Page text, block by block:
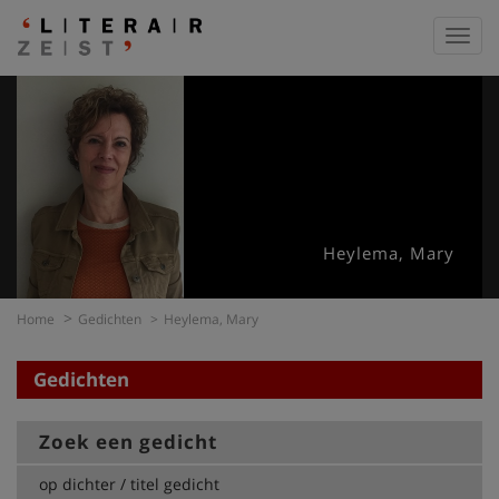
Heylema, Mary
Home Gedichten Heylema, Mary
Gedichten
Zoek een gedicht
op dichter / titel gedicht